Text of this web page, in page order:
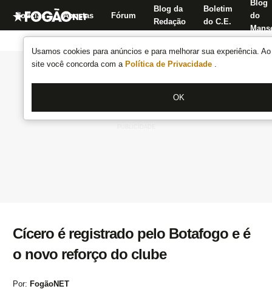
Usamos cookies para anúncios e para melhorar sua experiência.
site você concorda com a Política de Privacidade .
OK
Notícias Apostas Fórum
Blog da
Redação
Boletim
do C.E.
Blog
do
Cícero é registrado pelo Botafogo e é
o novo reforço do clube
Por: FogãoNET